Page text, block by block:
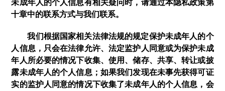
十章中的联系方式与我们联系。
我们根据国家相关法律法规的规定保护未成年人的个
人信息，只会在法律允许、法定监护人同意或为保护未成
年人所必要的情况下收集、使用、储存、共享、转让或披
露未成年人的个人信息；如果我们发现在未事先获得可证
实的监护人同意的情况下收集了未成年人的个人信息，会